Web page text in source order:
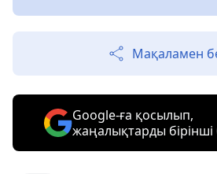
Мақаламен
Google-ға қосылып,
жаңалықтарды